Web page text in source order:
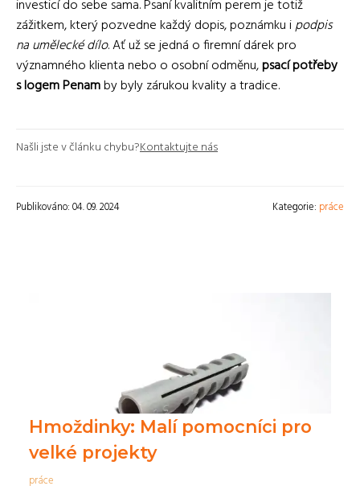
investicí do sebe sama. Psaní kvalitním perem je totiž
zážitkem, který pozvedne každý dopis, poznámku ipodpis
na umělecké dílo. Ať už se jedná o firemní dárek pro
významného klienta nebo o osobní odměnu,psací potřeby
s logem Penamby byly zárukou kvality a tradice.
Našli jste v článku chybu?Kontaktujte nás
Publikováno: 04. 09. 2024 Kategorie: práce
Hmoždinky: Malí pomocníci pro
velké projekty
práce